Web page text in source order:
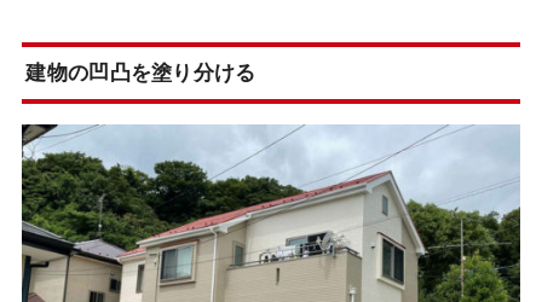
建物の凹凸を塗り分ける